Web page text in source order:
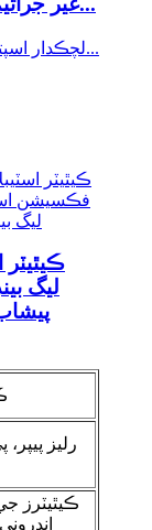
ڪيٿيٽر
ليگ
رليز
ڪيٿيٽرز